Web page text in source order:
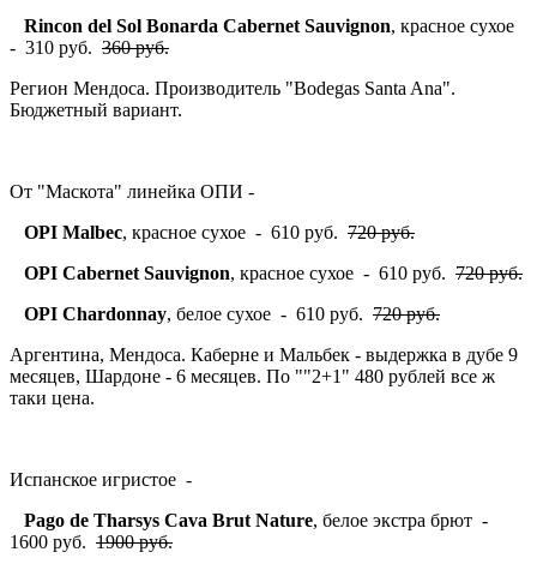
Rincon del Sol Bonarda Cabernet Sauvignon, красное сухое
- 310 руб. 360 руб.
Регион Мендоса. Производитель "Bodegas Santa Ana".
Бюджетный вариант.
От "Маскота" линейка ОПИ -
OPI Malbec, красное сухое - 610 руб. 720 руб.
OPI Cabernet Sauvignon, красное сухое - 610 руб. 720 руб.
OPI Chardonnay, белое сухое - 610 руб. 720 руб.
Аргентина, Мендоса. Каберне и Мальбек - выдержка в дубе 9
месяцев, Шардоне - 6 месяцев. По ""2+1" 480 рублей все ж
таки цена.
Испанское игристое -
Pago de Tharsys Cava Brut Nature, белое экстра брют -
1600 руб. 1900 руб.